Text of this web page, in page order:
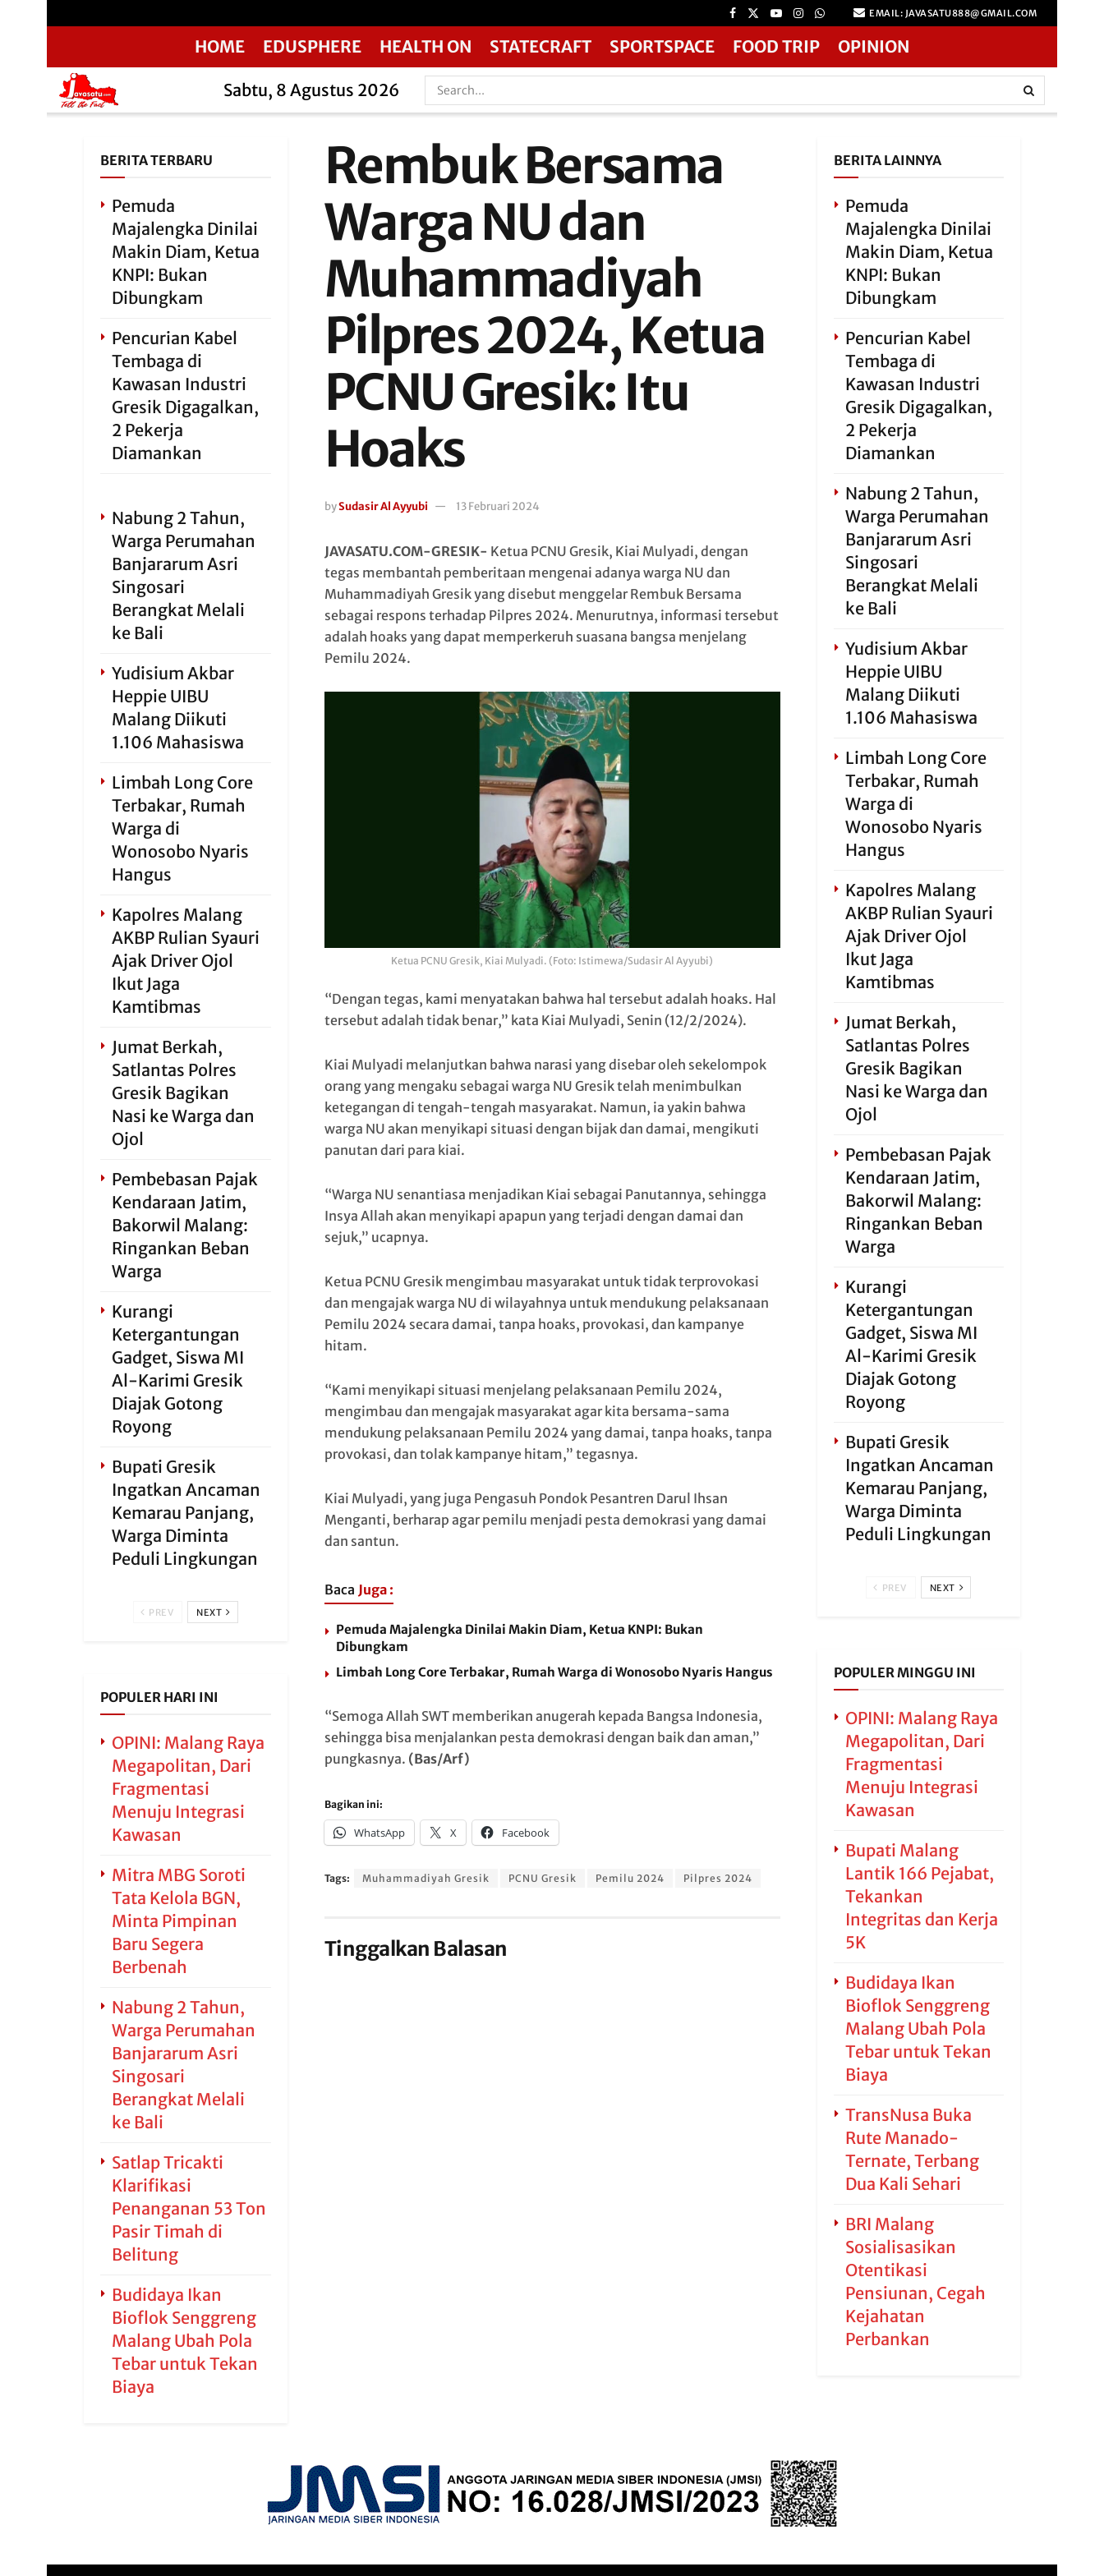
EMAIL: JAVASATU888@GMAIL.COM
HOME EDUSPHERE HEALTH ON STATECRAFT SPORTSPACE FOOD TRIP OPINION
Sabtu, 8 Agustus 2026
Rembuk Bersama
Warga NU dan
Muhammadiyah
Pilpres 2024, Ketua
PCNU Gresik: Itu
Hoaks
bySudasir Al Ayyubi 13 Februari 2024
JAVASATU.COM-GRESIK- Ketua PCNU Gresik, Kiai Mulyadi, dengan
tegas membantah pemberitaan mengenai adanya warga NU dan
Muhammadiyah Gresik yang disebut menggelar Rembuk Bersama
sebagai respons terhadap Pilpres 2024. Menurutnya, informasi tersebut
adalah hoaks yang dapat memperkeruh suasana bangsa menjelang
Pemilu 2024.
Ketua PCNU Gresik, Kiai Mulyadi. (Foto: Istimewa/Sudasir Al Ayyubi)
“Dengan tegas, kami menyatakan bahwa hal tersebut adalah hoaks. Hal
tersebut adalah tidak benar,” kata Kiai Mulyadi, Senin (12/2/2024).
Kiai Mulyadi melanjutkan bahwa narasi yang disebar oleh sekelompok
orang yang mengaku sebagai warga NU Gresik telah menimbulkan
ketegangan di tengah-tengah masyarakat. Namun, ia yakin bahwa
warga NU akan menyikapi situasi dengan bijak dan damai, mengikuti
panutan dari para kiai.
“Warga NU senantiasa menjadikan Kiai sebagai Panutannya, sehingga
Insya Allah akan menyikapi apapun yang terjadi dengan damai dan
sejuk,” ucapnya.
Ketua PCNU Gresik mengimbau masyarakat untuk tidak terprovokasi
dan mengajak warga NU di wilayahnya untuk mendukung pelaksanaan
Pemilu 2024 secara damai, tanpa hoaks, provokasi, dan kampanye
hitam.
“Kami menyikapi situasi menjelang pelaksanaan Pemilu 2024,
mengimbau dan mengajak masyarakat agar kita bersama-sama
mendukung pelaksanaan Pemilu 2024 yang damai, tanpa hoaks, tanpa
provokasi, dan tolak kampanye hitam,” tegasnya.
Kiai Mulyadi, yang juga Pengasuh Pondok Pesantren Darul Ihsan
Menganti, berharap agar pemilu menjadi pesta demokrasi yang damai
dan santun.
Baca Juga :
Pemuda Majalengka Dinilai Makin Diam, Ketua KNPI: Bukan
Dibungkam
Limbah Long Core Terbakar, Rumah Warga di Wonosobo Nyaris Hangus
“Semoga Allah SWT memberikan anugerah kepada Bangsa Indonesia,
sehingga bisa menjalankan pesta demokrasi dengan baik dan aman,”
pungkasnya. (Bas/Arf)
Bagikan ini:
WhatsApp X Facebook
Tags: Muhammadiyah Gresik PCNU Gresik Pemilu 2024 Pilpres 2024
Tinggalkan Balasan
BERITA TERBARU
Pemuda
Majalengka Dinilai
Makin Diam, Ketua
KNPI: Bukan
Dibungkam
Pencurian Kabel
Tembaga di
Kawasan Industri
Gresik Digagalkan,
2 Pekerja
Diamankan
Nabung 2 Tahun,
Warga Perumahan
Banjararum Asri
Singosari
Berangkat Melali
ke Bali
Yudisium Akbar
Heppie UIBU
Malang Diikuti
1.106 Mahasiswa
Limbah Long Core
Terbakar, Rumah
Warga di
Wonosobo Nyaris
Hangus
Kapolres Malang
AKBP Rulian Syauri
Ajak Driver Ojol
Ikut Jaga
Kamtibmas
Jumat Berkah,
Satlantas Polres
Gresik Bagikan
Nasi ke Warga dan
Ojol
Pembebasan Pajak
Kendaraan Jatim,
Bakorwil Malang:
Ringankan Beban
Warga
Kurangi
Ketergantungan
Gadget, Siswa MI
Al-Karimi Gresik
Diajak Gotong
Royong
Bupati Gresik
Ingatkan Ancaman
Kemarau Panjang,
Warga Diminta
Peduli Lingkungan
PREV NEXT
POPULER HARI INI
OPINI: Malang Raya
Megapolitan, Dari
Fragmentasi
Menuju Integrasi
Kawasan
Mitra MBG Soroti
Tata Kelola BGN,
Minta Pimpinan
Baru Segera
Berbenah
Nabung 2 Tahun,
Warga Perumahan
Banjararum Asri
Singosari
Berangkat Melali
ke Bali
Satlap Tricakti
Klarifikasi
Penanganan 53 Ton
Pasir Timah di
Belitung
Budidaya Ikan
Bioflok Senggreng
Malang Ubah Pola
Tebar untuk Tekan
Biaya
BERITA LAINNYA
Pemuda
Majalengka Dinilai
Makin Diam, Ketua
KNPI: Bukan
Dibungkam
Pencurian Kabel
Tembaga di
Kawasan Industri
Gresik Digagalkan,
2 Pekerja
Diamankan
Nabung 2 Tahun,
Warga Perumahan
Banjararum Asri
Singosari
Berangkat Melali
ke Bali
Yudisium Akbar
Heppie UIBU
Malang Diikuti
1.106 Mahasiswa
Limbah Long Core
Terbakar, Rumah
Warga di
Wonosobo Nyaris
Hangus
Kapolres Malang
AKBP Rulian Syauri
Ajak Driver Ojol
Ikut Jaga
Kamtibmas
Jumat Berkah,
Satlantas Polres
Gresik Bagikan
Nasi ke Warga dan
Ojol
Pembebasan Pajak
Kendaraan Jatim,
Bakorwil Malang:
Ringankan Beban
Warga
Kurangi
Ketergantungan
Gadget, Siswa MI
Al-Karimi Gresik
Diajak Gotong
Royong
Bupati Gresik
Ingatkan Ancaman
Kemarau Panjang,
Warga Diminta
Peduli Lingkungan
PREV NEXT
POPULER MINGGU INI
OPINI: Malang Raya
Megapolitan, Dari
Fragmentasi
Menuju Integrasi
Kawasan
Bupati Malang
Lantik 166 Pejabat,
Tekankan
Integritas dan Kerja
5K
Budidaya Ikan
Bioflok Senggreng
Malang Ubah Pola
Tebar untuk Tekan
Biaya
TransNusa Buka
Rute Manado-
Ternate, Terbang
Dua Kali Sehari
BRI Malang
Sosialisasikan
Otentikasi
Pensiunan, Cegah
Kejahatan
Perbankan